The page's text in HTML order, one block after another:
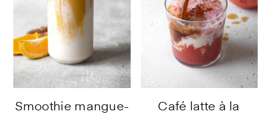
Smoothie mangue-
Café latte à la